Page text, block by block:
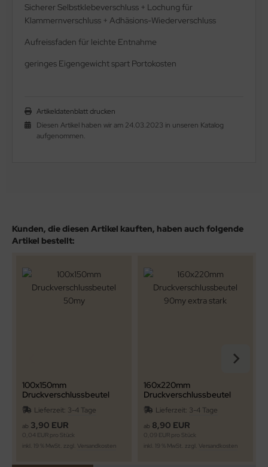
Sicherer Selbstklebeverschluss + Lochung für
Klammernverschluss + Adhäsions-Wiederverschluss
Aufreissfaden für leichte Entnahme
geringes Eigengewicht spart Portokosten
Artikeldatenblatt drucken
Diesen Artikel haben wir am 24.03.2023 in unseren Katalog
aufgenommen.
Kunden, die diesen Artikel kauften, haben auch folgende
Artikel bestellt:
100x150mm
Druckverschlussbeutel
Lieferzeit: 3-4 Tage
ab 3,90 EUR
0,04 EUR pro Stück
inkl. 19 % MwSt. zzgl. Versandkosten
160x220mm
Druckverschlussbeutel
Lieferzeit: 3-4 Tage
ab 8,90 EUR
0,09 EUR pro Stück
inkl. 19 % MwSt. zzgl. Versandkosten